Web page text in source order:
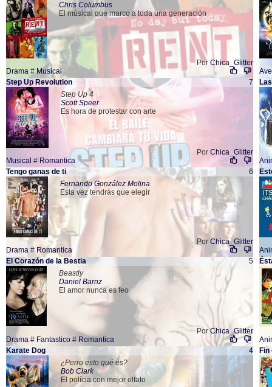
Chris Columbus
El músical que marco a toda una generación
Por Chica_Glitter
Drama #Musical
Step Up Revolution
7
Step Up 4
Scott Speer
Es hora de protestar con arte
Por Chica_Glitter
Musical # Romantica
Tengo ganas de ti
6
Fernando González Molina
Esta vez tendrás que elegir
Por Chica_Glitter
Drama # Romantica
El Corazón de la Bestia
5
Beastly
Daniel Barnz
El amor nunca es feo
PorChica_Glitter
Drama # Fantastico # Romantica
Karate Dog
4
¿Perro esto qué es?
Bob Clark
El polícia con mejor olfato